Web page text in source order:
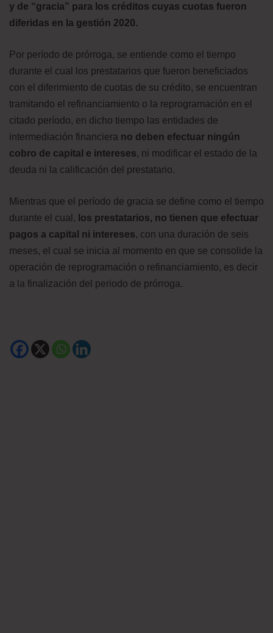
y de “gracia” para los créditos cuyas cuotas fueron
diferidas en la gestión 2020.
Por período de prórroga, se entiende como el tiempo
durante el cual los prestatarios que fueron beneficiados
con el diferimiento de cuotas de su crédito, se encuentran
tramitando el refinanciamiento o la reprogramación en el
citado período, en dicho tiempo las entidades de
intermediación financiera no deben efectuar ningún
cobro de capital e intereses, ni modificar el estado de la
deuda ni la calificación del prestatario.
Mientras que el período de gracia se define como el tiempo
durante el cual, los prestatarios, no tienen que efectuar
pagos a capital ni intereses, con una duración de seis
meses, el cual se inicia al momento en que se consolide la
operación de reprogramación o refinanciamiento, es decir
a la finalización del periodo de prórroga.